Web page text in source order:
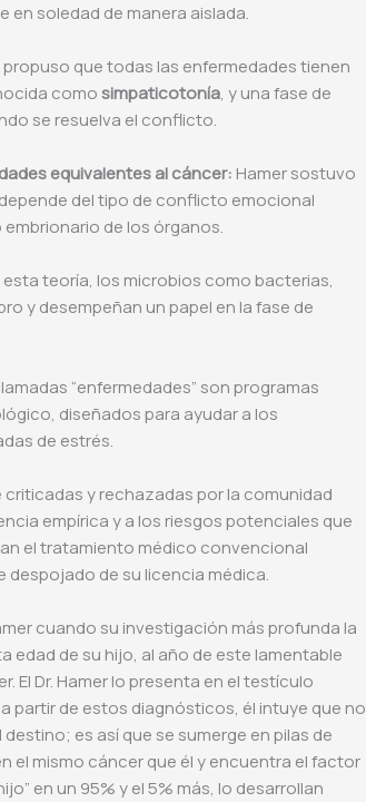
en soledad de manera aislada.
propuso que todas las enfermedades tienen
comosimpaticotonía, y una fase de
se resuelva el conflicto.
equivalentes al cáncer: Hamer sostuvo
del tipo de conflicto emocional
de los órganos.
esta teoría, los microbios como bacterias,
y desempeñan un papel en la fase de
“enfermedades” son programas
diseñados para ayudar a los
de estrés.
y rechazadas por la comunidad
empírica y a los riesgos potenciales que
el tratamiento médico convencional
despojado de su licencia médica.
cuando su investigación más profunda la
edad de su hijo, al año de este lamentable
El Dr. Hamer lo presenta en el testículo
partir de estos diagnósticos, él intuye que no
es así que se sumerge en pilas de
el mismo cáncer que él y encuentra el factor
en un 95% y el 5% más, lo desarrollan